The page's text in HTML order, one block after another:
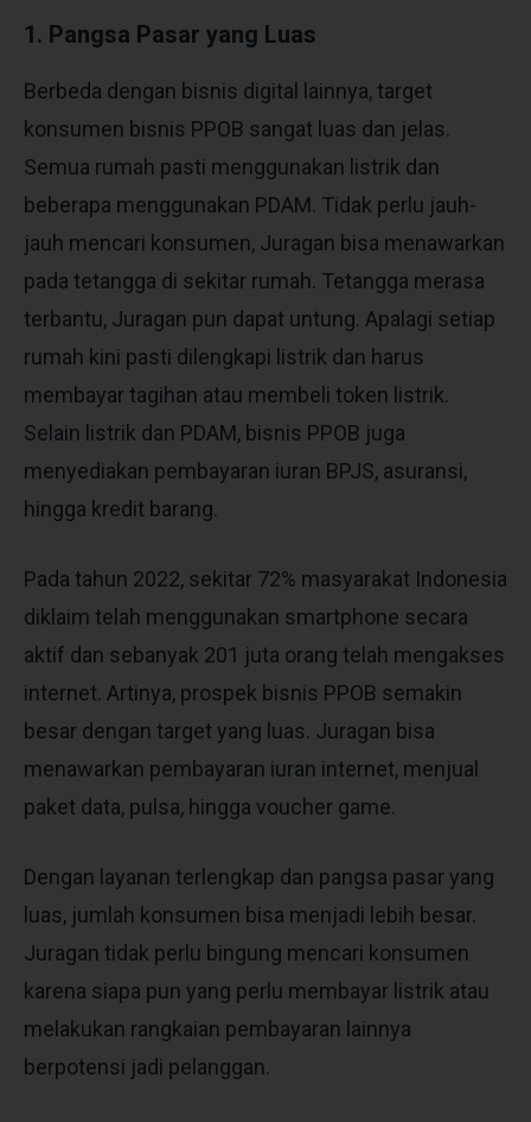
1. Pangsa Pasar yang Luas
Berbeda dengan bisnis digital lainnya, target
konsumen bisnis PPOB sangat luas dan jelas.
Semua rumah pasti menggunakan listrik dan
beberapa menggunakan PDAM. Tidak perlu jauh-
jauh mencari konsumen, Juragan bisa menawarkan
pada tetangga di sekitar rumah. Tetangga merasa
terbantu, Juragan pun dapat untung. Apalagi setiap
rumah kini pasti dilengkapi listrik dan harus
membayar tagihan atau membeli token listrik.
Selain listrik dan PDAM, bisnis PPOB juga
menyediakan pembayaran iuran BPJS, asuransi,
hingga kredit barang.
Pada tahun 2022, sekitar 72% masyarakat Indonesia
diklaim telah menggunakan smartphone secara
aktif dan sebanyak 201 juta orang telah mengakses
internet. Artinya, prospek bisnis PPOB semakin
besar dengan target yang luas. Juragan bisa
menawarkan pembayaran iuran internet, menjual
paket data, pulsa, hingga voucher game.
Dengan layanan terlengkap dan pangsa pasar yang
luas, jumlah konsumen bisa menjadi lebih besar.
Juragan tidak perlu bingung mencari konsumen
karena siapa pun yang perlu membayar listrik atau
melakukan rangkaian pembayaran lainnya
berpotensi jadi pelanggan.